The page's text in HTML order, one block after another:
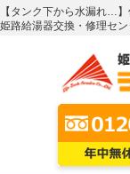
【タンク下から水漏れ…
姫路給湯器交換・修理セ